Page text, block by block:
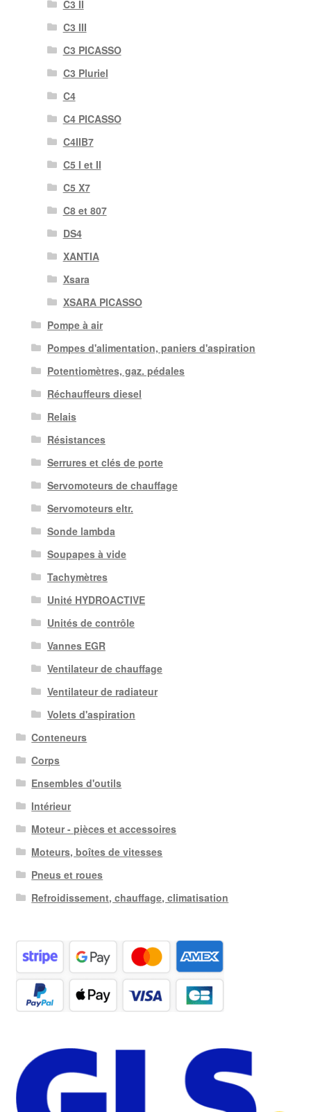
C3 II
C3 III
C3 PICASSO
C3 Pluriel
C4
C4 PICASSO
C4IIB7
C5 I et II
C5 X7
C8 et 807
DS4
XANTIA
Xsara
XSARA PICASSO
Pompe à air
Pompes d'alimentation, paniers d'aspiration
Potentiomètres, gaz. pédales
Réchauffeurs diesel
Relais
Résistances
Serrures et clés de porte
Servomoteurs de chauffage
Servomoteurs eltr.
Sonde lambda
Soupapes à vide
Tachymètres
Unité HYDROACTIVE
Unités de contrôle
Vannes EGR
Ventilateur de chauffage
Ventilateur de radiateur
Volets d'aspiration
Conteneurs
Corps
Ensembles d'outils
Intérieur
Moteur - pièces et accessoires
Moteurs, boîtes de vitesses
Pneus et roues
Refroidissement, chauffage, climatisation